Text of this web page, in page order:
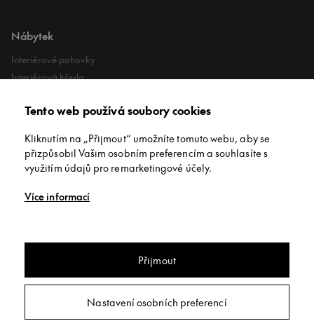
Nábytek
Interiérové pohovky
Interiérová křesla
Lehátka
Exteriérové pufy
O společnosti
Copyright © INNEX All rights reserved/Privacy policy/Obchodní
Nastavení soukromí
Tento web používá soubory cookies
Kliknutím na „Přijmout“ umožníte tomuto webu, aby se
přizpůsobil Vašim osobním preferencím a souhlasíte s
využitím údajů pro remarketingové účely.
Více informací
Přijmout
Nastavení osobních preferencí